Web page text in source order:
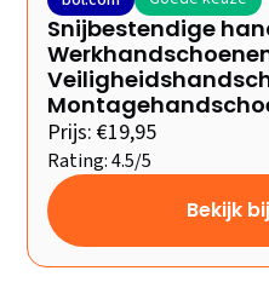
Snijbestendige
Prijs: €19,95
Rating: 4.5/5
Bekijk